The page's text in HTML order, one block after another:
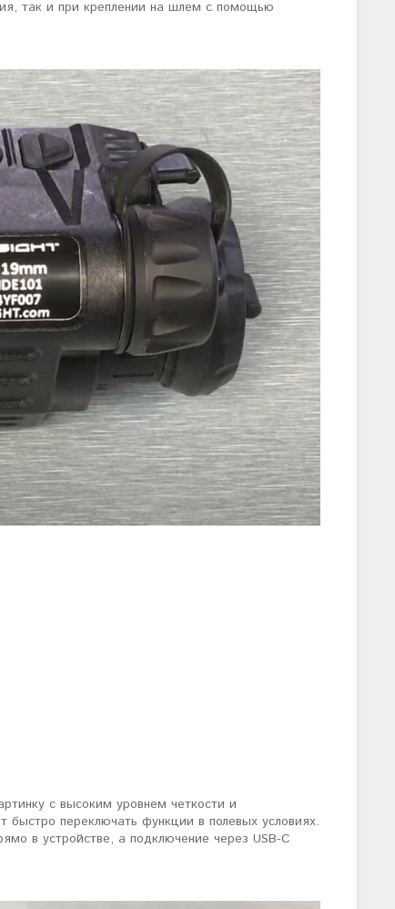
так и при креплении на шлем с помощью
с высоким уровнем четкости и
быстро переключать функции в полевых условиях.
в устройстве, а подключение через USB-C